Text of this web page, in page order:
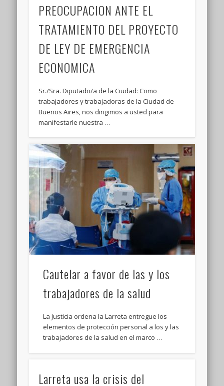
PREOCUPACION ANTE EL
TRATAMIENTO DEL PROYECTO
DE LEY DE EMERGENCIA
ECONOMICA
Sr./Sra. Diputado/a de la Ciudad: Como
trabajadores y trabajadoras de la Ciudad de
Buenos Aires, nos dirigimos a usted para
manifestarle nuestra …
Cautelar a favor de las y los
trabajadores de la salud
La Justicia ordena la Larreta entregue los
elementos de protección personal a los y las
trabajadores de la salud en el marco …
Larreta usa la crisis del